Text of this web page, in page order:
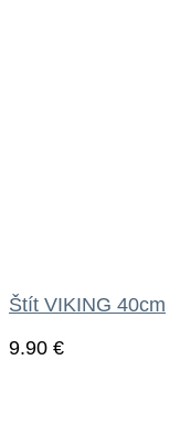
Štít VIKING 40cm
9.90 €